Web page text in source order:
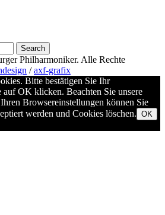
Philharmoniker. Alle Rechte
/axf-grafix
Bitte bestätigen Sie Ihr
auf OK klicken. Beachten Sie unsere
Browsereinstellungen können Sie
werden und Cookies löschen. OK